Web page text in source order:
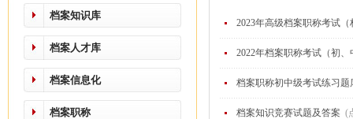
档案知识库
档案人才库
档案信息化
档案职称
2023年高级档案职称考试
2022年档案职称考试（初
档案职称初中级考试练习
档案知识竞赛试题及答案 (